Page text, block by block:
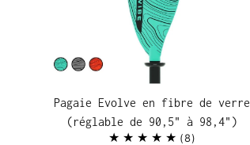
Pagaie Evolve en fibre de verre
(réglable de 90,5" à 98,4")
8